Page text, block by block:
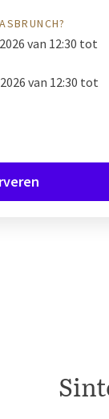
van 12:30 tot
van 12:30 tot